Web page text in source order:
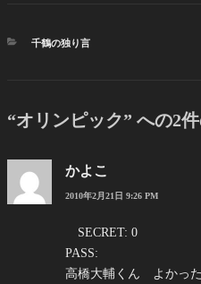
カ
千鶴の独り言
“オリンピック” への2
かよこ
2010年2月21日 9:26 PM
SECRET: 0
PASS:
高橋大輔くん よかった